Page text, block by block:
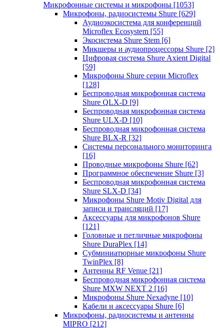
Микрофонные системы и микрофоны [1053]
Микрофоны, радиосистемы Shure [629]
Аудиоэкосистема для конференций
Microflex Ecosystem [55]
Экосистема Shure Stem [6]
Микшеры и аудиопроцессоры Shure [2]
Цифровая система Shure Axient Digital
[59]
Микрофоны Shure серии Microflex
[128]
Беспроводная микрофонная система
Shure QLX-D [9]
Беспроводная микрофонная система
Shure ULX-D [10]
Беспроводная микрофонная система
Shure BLX-R [32]
Системы персонального мониторинга
[16]
Проводные микрофоны Shure [62]
Программное обеспечение Shure [3]
Беспроводная микрофонная система
Shure SLX-D [34]
Микрофоны Shure Motiv Digital для
записи и трансляций [17]
Аксессуары для микрофонов Shure
[121]
Головные и петличные микрофоны
Shure DuraPlex [14]
Субминиатюрные микрофоны Shure
TwinPlex [8]
Антенны RF Venue [21]
Беспроводная микрофонная система
Shure MXW NEXT 2 [16]
Микрофоны Shure Nexadyne [10]
Кабели и аксессуары Shure [6]
Микрофоны, радиосистемы и антенны
MIPRO [212]